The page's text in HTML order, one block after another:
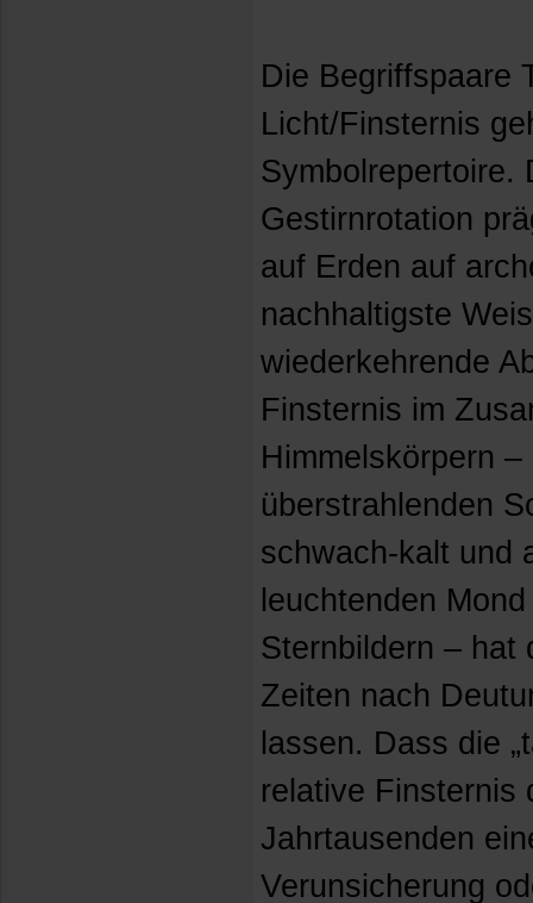
Die Begriffspaare
Licht/Finsternis
Symbolrepertoire.
Gestirnrotation
auf Erden auf
nachhaltigste
wiederkehrende
Finsternis im
Himmelskörpern
überstrahlenden
schwach-kalt und
leuchtenden
Sternbildern – hat
Zeiten nach
lassen. Dass die
relative Finsternis
Jahrtausenden
Verunsicherung